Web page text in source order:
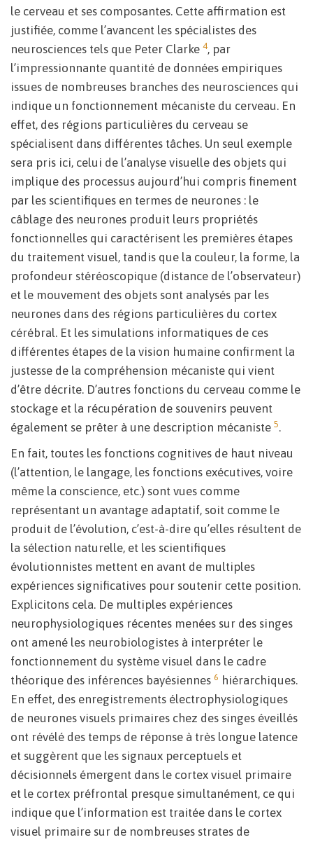
le cerveau et ses composantes. Cette affirmation est
justifiée, comme l’avancent les spécialistes des
neurosciences tels que Peter Clarke 4, par
l’impressionnante quantité de données empiriques
issues de nombreuses branches des neurosciences qui
indique un fonctionnement mécaniste du cerveau. En
effet, des régions particulières du cerveau se
spécialisent dans différentes tâches. Un seul exemple
sera pris ici, celui de l’analyse visuelle des objets qui
implique des processus aujourd’hui compris finement
par les scientifiques en termes de neurones : le
câblage des neurones produit leurs propriétés
fonctionnelles qui caractérisent les premières étapes
du traitement visuel, tandis que la couleur, la forme, la
profondeur stéréoscopique (distance de l’observateur)
et le mouvement des objets sont analysés par les
neurones dans des régions particulières du cortex
cérébral. Et les simulations informatiques de ces
différentes étapes de la vision humaine confirment la
justesse de la compréhension mécaniste qui vient
d’être décrite. D’autres fonctions du cerveau comme le
stockage et la récupération de souvenirs peuvent
également se prêter à une description mécaniste 5.
En fait, toutes les fonctions cognitives de haut niveau
(l’attention, le langage, les fonctions exécutives, voire
même la conscience, etc.) sont vues comme
représentant un avantage adaptatif, soit comme le
produit de l’évolution, c’est-à-dire qu’elles résultent de
la sélection naturelle, et les scientifiques
évolutionnistes mettent en avant de multiples
expériences significatives pour soutenir cette position.
Explicitons cela. De multiples expériences
neurophysiologiques récentes menées sur des singes
ont amené les neurobiologistes à interpréter le
fonctionnement du système visuel dans le cadre
théorique des inférences bayésiennes 6 hiérarchiques.
En effet, des enregistrements électrophysiologiques
de neurones visuels primaires chez des singes éveillés
ont révélé des temps de réponse à très longue latence
et suggèrent que les signaux perceptuels et
décisionnels émergent dans le cortex visuel primaire
et le cortex préfrontal presque simultanément, ce qui
indique que l’information est traitée dans le cortex
visuel primaire sur de nombreuses strates de